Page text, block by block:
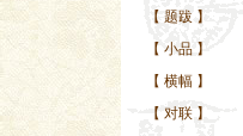
【 题跋 】
【 小品 】
【 横幅 】
【 对联 】